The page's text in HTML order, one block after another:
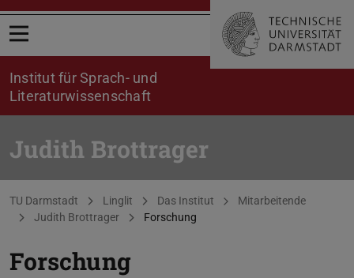
Menü öffnen
Institut für Sprach- und
Literaturwissenschaft
Judith Brottrager
Sie befinden sich hier:
TU Darmstadt Linglit Das Institut
Mitarbeitende
Judith Brottrager
Forschung
Forschung